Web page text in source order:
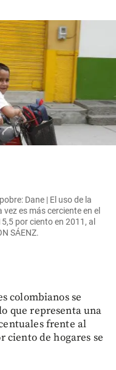
Dane | El uso de la
es más cerciente en el
por ciento en 2011, al
SÁENZ.
colombianos se
que representa una
frente al
ciento de hogares se